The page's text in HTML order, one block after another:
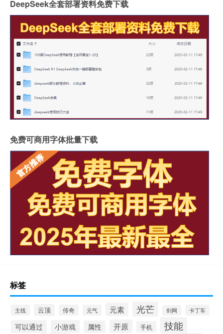
DeepSeek全套部署资料免费下载
免费可商用字体批量下载
标签
主线 云顶 传奇 元气 元素 光芒 剑网 卡丁车
可以通过 小游戏 属性 开原 手机 技能